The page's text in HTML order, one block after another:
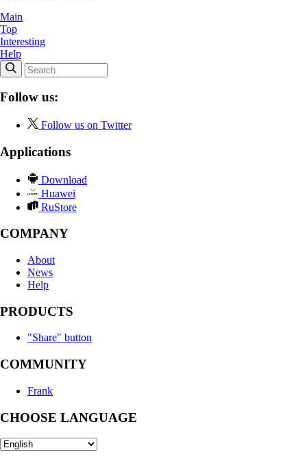
Main
Top
Interesting
Help
Follow us:
Follow us on Twitter
Applications
Download
Huawei
RuStore
COMPANY
About
News
Help
PRODUCTS
"Share" button
COMMUNITY
Frank
CHOOSE LANGUAGE